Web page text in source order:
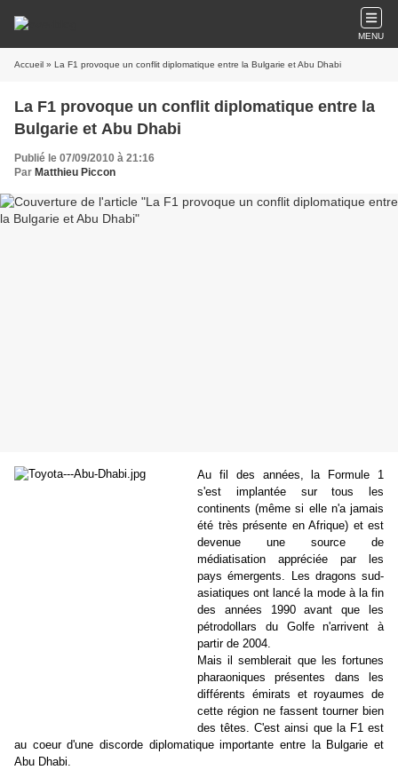
MENU
Accueil » La F1 provoque un conflit diplomatique entre la Bulgarie et Abu Dhabi
La F1 provoque un conflit diplomatique entre la
Bulgarie et Abu Dhabi
Publié le 07/09/2010 à 21:16
Par Matthieu Piccon
Au fil des années, la Formule 1
s'est implantée sur tous les
continents (même si elle n'a jamais
été très présente en Afrique) et est
devenue une source de
médiatisation appréciée par les
pays émergents. Les dragons sud-
asiatiques ont lancé la mode à la fin
des années 1990 avant que les
pétrodollars du Golfe n'arrivent à
partir de 2004.
Mais il semblerait que les fortunes
pharaoniques présentes dans les
différents émirats et royaumes de
cette région ne fassent tourner bien
des têtes. C'est ainsi que la F1 est
au coeur d'une discorde diplomatique importante entre la Bulgarie et
Abu Dhabi.